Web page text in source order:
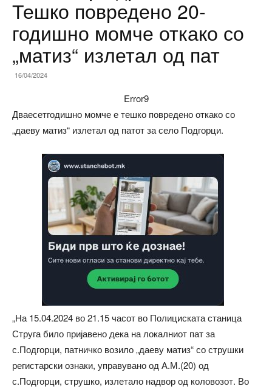
Тешко повредено 20-
годишно момче откако со
„матиз“ излетал од пат
16/04/2024
Error9
Дваесетгодишно момче е тешко повредено откако со
„даеву матиз“ излетал од патот за село Подгорци.
„На 15.04.2024 во 21.15 часот во Полициската станица
Струга било пријавено дека на локалниот пат за
с.Подгорци, патничко возило „даеву матиз“ со струшки
регистарски ознаки, управувано од А.М.(20) од
с.Подгорци, струшко, излетало надвор од коловозот. Во